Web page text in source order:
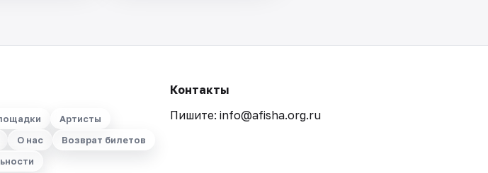
Артисты
О нас
Возврат билетов
Контакты
Пишите: info@afisha.org.ru